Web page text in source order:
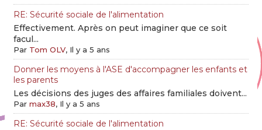
RE: Sécurité sociale de l'alimentation
Effectivement. Après on peut imaginer que ce soit
facul...
Par Tom OLV, Il y a 5 ans
Donner les moyens à l'ASE d'accompagner les enfants et
les parents
Les décisions des juges des affaires familiales doivent...
Parmax38, Il y a 5 ans
RE: Sécurité sociale de l'alimentation